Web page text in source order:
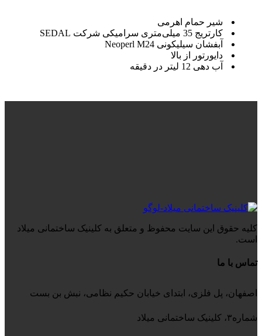
شیر حمام اهرمی
کارتریج 35 میلی‌متری سرامیکی شرکت
SEDAL
آبفشان سیلیکونی 24
Neoperl M
دایورتور از بالا
آب دهی 12 لیتر در دقیقه
کلیه حقوق این سایت محفوظ و متعلق به کلینیک ساختمانی میلاد
است.
تماس با ما
اصفهان، پل فلزی، ابتدای خیابان حکیم نظامی، نبش بن بست
شماره۳، کلینیک ساختمانی میلاد